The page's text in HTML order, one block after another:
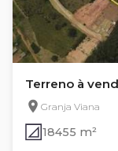
Terreno à
Granja Viana
18455 m²